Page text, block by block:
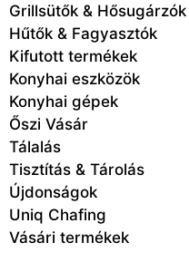
Grillsütők & Hősugárzók
Hűtők & Fagyasztók
Kifutott termékek
Konyhai eszközök
Konyhai gépek
Őszi Vásár
Tálalás
Tisztítás & Tárolás
Újdonságok
Uniq Chafing
Vásári termékek